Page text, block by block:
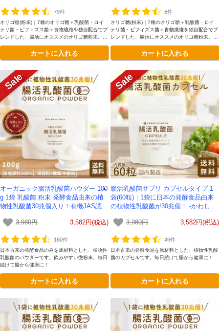
79件
オリゴ糖(粉末)｜7種のオリゴ糖＋乳酸菌・ロイ
テリ菌・ビフィズス菌＋食物繊維を独自配合でブ
レンドした、腸活にオススメのオリゴ糖粉末。ヨ
カートに入れる
6件
オリゴ糖(粉末)｜7種のオリゴ糖＋乳酸菌・ロイ
テリ菌・ビフィズス菌＋食物繊維を独自配合でブ
レンドした、腸活にオススメのオリゴ糖粉末。ヨ
カートに入れる
オーガニック腸活乳酸菌パウダー 100
g 1袋 乳酸菌 粉末 発酵食品由来の植
物性乳酸菌30兆個入り！有機JAS認定
での発送*
3,980円 3,582円(税込)
160件
日本古来の発酵食品のみを原材料とした、植物性
乳酸菌のパウダーです。飲みやすい微粉末。毎日
続けて腸から健康に！
カートに入れる
腸活乳酸菌サプリ カプセルタイプ 1
袋(60粒)｜1袋に日本の発酵食品由来
の植物性乳酸菌が30兆個！ -かわしま
3,980円
3,582円(税込)
49件
日本古来の発酵食品を原材料とした、植物性乳酸
菌のカプセルです。毎日続けて腸から健康に！
カートに入れる